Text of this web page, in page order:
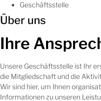
Geschäftsstelle
Über uns
Ihre
Unsere Geschäftsstelle ist Ihr
die Mitgliedschaft und die
Wir sind hier, um Ihnen
Informationen zu unseren